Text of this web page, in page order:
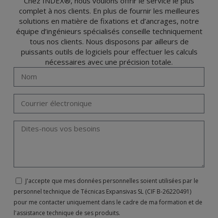
complet à nos clients. En plus de fournir les meilleures
solutions en matière de fixations et d’ancrages, notre
équipe d’ingénieurs spécialisés conseille techniquement
tous nos clients. Nous disposons par ailleurs de
puissants outils de logiciels pour effectuer les calculs
nécessaires avec une précision totale.
J'accepte que mes données personnelles soient utilisées par le
personnel technique de Técnicas Expansivas SL (CIF B-26220491)
pour me contacter uniquement dans le cadre de ma formation et de
l'assistance technique de ses produits.